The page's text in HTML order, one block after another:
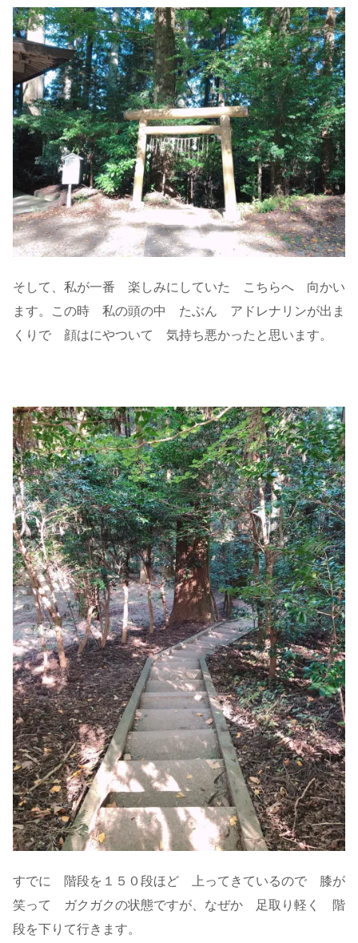
そして、私が一番 楽しみにしていた こちらへ 向かい
ます。この時 私の頭の中 たぶん アドレナリンが出ま
くりで 顔はにやついて 気持ち悪かったと思います。
すでに 階段を１５０段ほど 上ってきているので 膝が
笑って ガクガクの状態ですが、なぜか 足取り軽く 階
段を下りて行きます。